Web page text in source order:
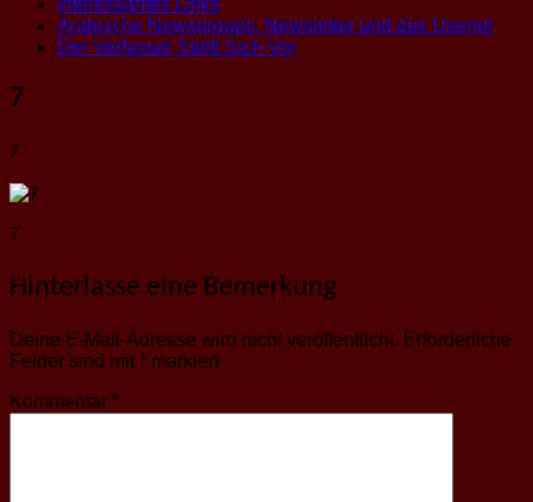
Interessantes Links
Arabische Newsgroups, Newsletter und das Usenet
Der Verfasser Stellt Sich Vor
7
7
7
Hinterlasse eine Bemerkung
Deine E-Mail-Adresse wird nicht veröffentlicht. Erforderliche
Felder sind mit * markiert
Kommentar *